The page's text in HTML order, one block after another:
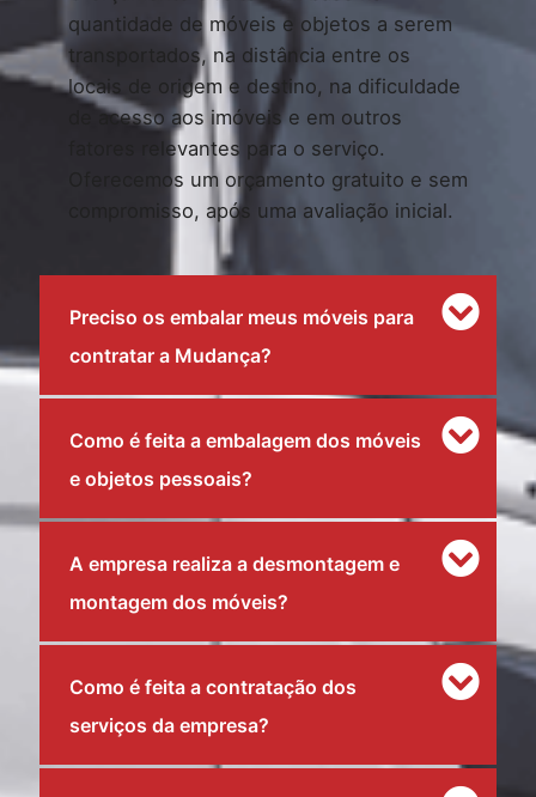
quantidade de móveis e objetos a serem
transportados, na distância entre os
locais de origem e destino, na dificuldade
de acesso aos imóveis e em outros
fatores relevantes para o serviço.
Oferecemos um orçamento gratuito e sem
compromisso, após uma avaliação inicial.
Preciso os embalar meus móveis para
contratar a Mudança?
Como é feita a embalagem dos móveis
e objetos pessoais?
A empresa realiza a desmontagem e
montagem dos móveis?
Como é feita a contratação dos
serviços da empresa?